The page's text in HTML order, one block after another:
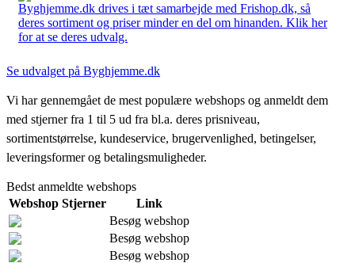
Byghjemme.dk drives i tæt samarbejde med Frishop.dk, så
deres sortiment og priser minder en del om hinanden. Klik her
for at se deres udvalg.
Se udvalget på Byghjemme.dk
Vi har gennemgået de mest populære webshops og anmeldt dem
med stjerner fra 1 til 5 ud fra bl.a. deres prisniveau,
sortimentstørrelse, kundeservice, brugervenlighed, betingelser,
leveringsformer og betalingsmuligheder.
Bedst anmeldte webshops
Webshop Stjerner
Link
Besøg webshop
Besøg webshop
Besøg webshop